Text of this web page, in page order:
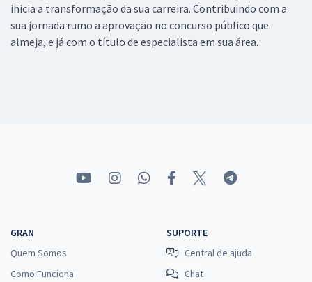
inicia a transformação da sua carreira. Contribuindo com a
sua jornada rumo a aprovação no concurso público que
almeja, e já com o título de especialista em sua área.
GRAN
Quem Somos
Como Funciona
SUPORTE
Central de ajuda
Chat